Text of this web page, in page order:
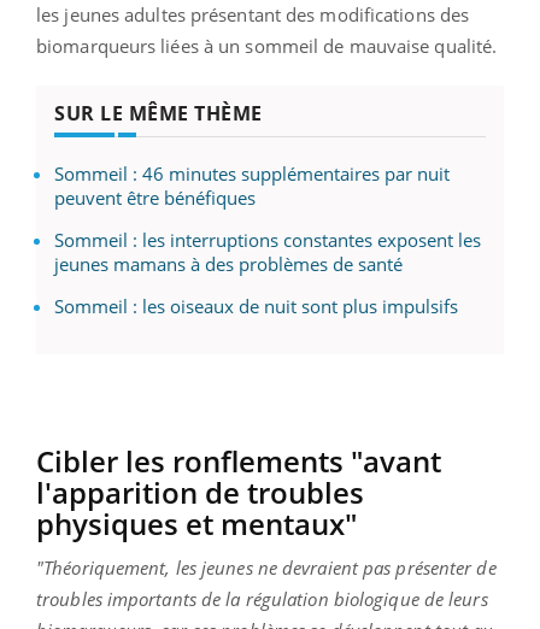
les jeunes adultes présentant des modifications des
biomarqueurs liées à un sommeil de mauvaise qualité.
SUR LE MÊME THÈME
Sommeil : 46 minutes supplémentaires par nuit
peuvent être bénéfiques
Sommeil : les interruptions constantes exposent les
jeunes mamans à des problèmes de santé
Sommeil : les oiseaux de nuit sont plus impulsifs
Cibler les ronflements "avant
l'apparition de troubles
physiques et mentaux"
"Théoriquement, les jeunes ne devraient pas présenter de
troubles importants de la régulation biologique de leurs